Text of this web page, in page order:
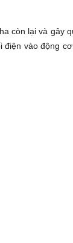
còn lại và gây
điện vào động